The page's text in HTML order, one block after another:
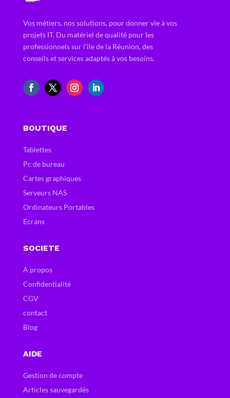
Vos métiers, nos solutions, pour donner vie à vos
projets IT. Du matériel de qualité pour les
professionnels sur l'ile de la Réunion, des
conseils et services adaptés à vos besoins.
BOUTIQUE
Tablettes
Pc de bureau
Cartes graphiques
Serveurs NAS
Ordinateurs Portables
Ecrans
SOCIETE
A propos
Confidentialité
CGV
contact
Blog
AIDE
Gestion de compte
Articles sauvegardés